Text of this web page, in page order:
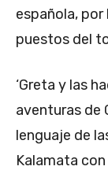
española,
puestos del
‘Greta y las
aventuras de
lenguaje de
Kalamata